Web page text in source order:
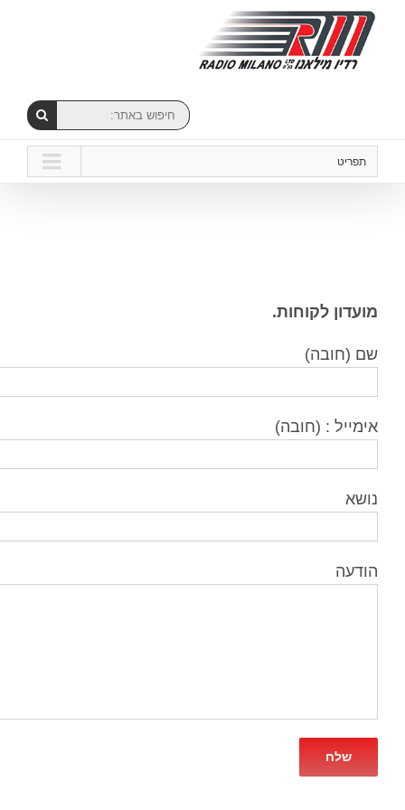
תפריט
מועדון לקוחות.
שם (חובה)
אימייל : (חובה)
נושא
הודעה